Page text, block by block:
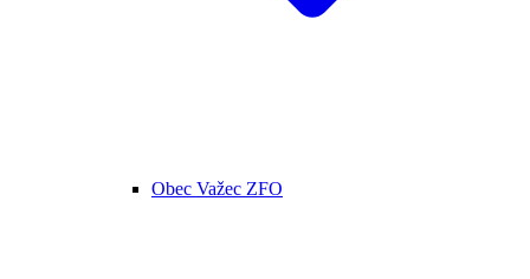
Obec Važec ZFO